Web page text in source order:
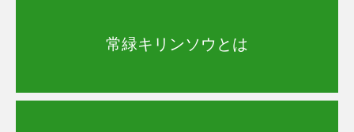
常緑キリンソウとは